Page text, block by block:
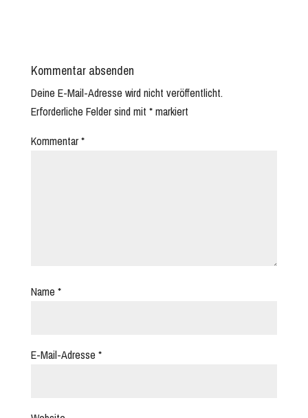
Kommentar absenden
Deine E-Mail-Adresse wird nicht veröffentlicht.
Erforderliche Felder sind mit *markiert
Kommentar*
Name *
E-Mail-Adresse *